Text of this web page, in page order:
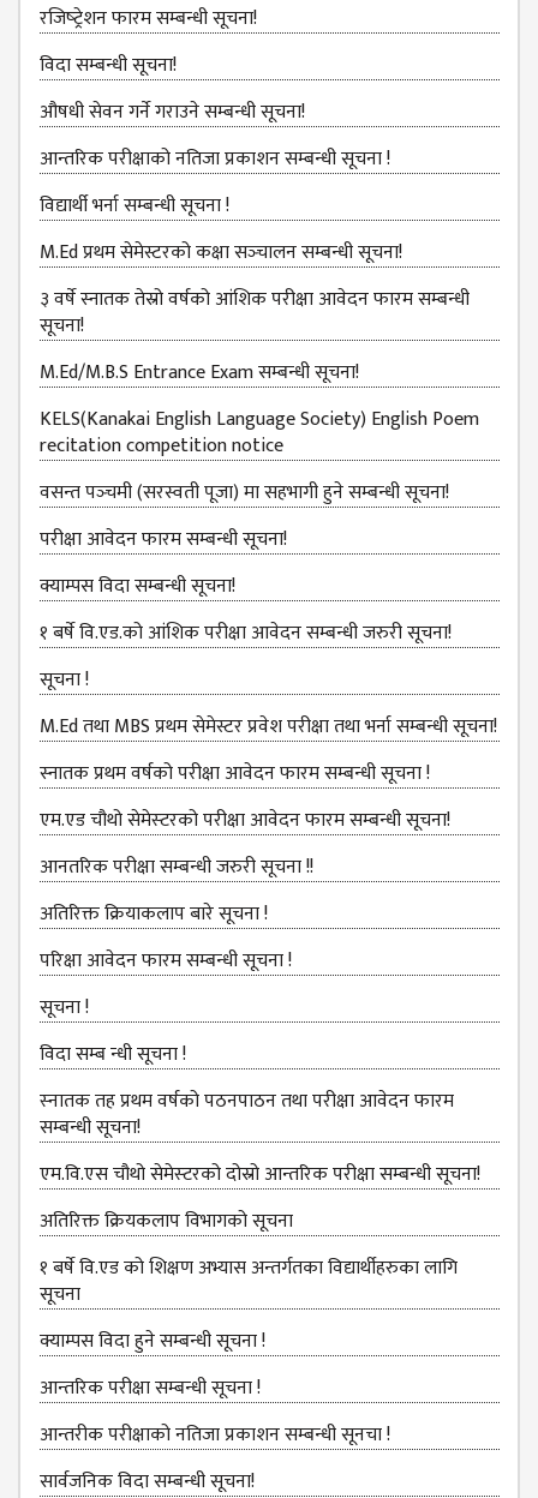
CAMPUS
MANAGEMENT
COMMITTEE
ACCOUNT
COMMITTEE
ADVISORY
COMMITTEE
COMMITTEE
SELF-
ASSESSMENT
TEAM (SAT)
INTERNAL
QUALITY
ASSURANCE
COMMITTEE
(IQAC)
SCHOLARSHIP
& STUDENTS
ASSISTANCE
COMMITTEE
EMIS UNIT
RESEARCH
MANAGEMENT
CELL
EDUCATIONAL
CONSULTANT
OTHER
COMMITTEE &
CELL
EXAMINATION
MANAGEMENT
COMMITTEE
LIBRARY
MANAGEMENT
COMMITTEE
COMPUTER
MANAGEMENT
CELL
PRACTICE
TEACHING
MANAGEMENT
DEPARTMENT
ECA
DEPARTMENT
रजिष्‍ट्रेशन फारम सम्बन्धी सूचना!
विदा सम्बन्धी सूचना!
औषधी सेवन गर्ने गराउने सम्बन्धी सूचना!
आन्तरिक परीक्षाको नतिजा प्रकाशन सम्बन्धी सूचना !
विद्यार्थी भर्ना सम्बन्धी सूचना !
M.Ed प्रथम सेमेस्टरको कक्षा सञ्‍चालन सम्बन्धी सूचना!
३ वर्षे स्नातक तेस्रो वर्षको आंशिक परीक्षा आवेदन फारम सम्बन्धी
सूचना!
M.Ed/M.B.S Entrance Exam सम्बन्धी सूचना!
KELS(Kanakai English Language Society) English Poem
recitation competition notice
वसन्त पञ्‍चमी (सरस्वती पूजा) मा सहभागी हुने सम्बन्धी सूचना!
परीक्षा आवेदन फारम सम्बन्धी सूचना!
क्याम्पस विदा सम्बन्धी सूचना!
१ बर्षे वि.एड.को आंशिक परीक्षा आवेदन सम्बन्धी जरुरी सूचना!
सूचना !
M.Ed तथा MBS प्रथम सेमेस्टर प्रवेश परीक्षा तथा भर्ना सम्बन्धी सूचना!
स्नातक प्रथम वर्षको परीक्षा आवेदन फारम सम्बन्धी सूचना !
एम.एड चौथो सेमेस्‍टरको परीक्षा आवेदन फारम सम्बन्धी सूचना!
आनतरिक परीक्षा सम्बन्धी जरुरी सूचना !!
अतिरिक्त क्रियाकलाप बारे सूचना !
परिक्षा आवेदन फारम सम्बन्धी सूचना !
सूचना !
विदा सम्ब न्धी सूचना !
स्‍नातक तह प्रथम वर्षको पठनपाठन तथा परीक्षा आवेदन फारम
सम्बन्धी सूचना!
एम.वि.एस चौथो सेमेस्‍टरको दोस्रो आन्तरिक परीक्षा सम्बन्धी सूचना!
अतिरिक्त क्रियकलाप विभागको सूचना
१ बर्षे वि.एड को शिक्षण अभ्यास अन्तर्गतका विद्यार्थीहरुका लागि
सूचना
क्याम्पस विदा हुने सम्बन्धी सूचना !
आन्‍तरिक परीक्षा सम्बन्धी सूचना !
आन्तरीक परीक्षाको नतिजा प्रकाशन सम्बन्धी सूनचा !
सार्वजनिक विदा सम्बन्धी सूचना!